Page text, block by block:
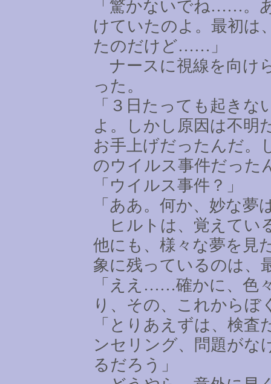
「驚かないでね…… 。
けていたのよ。最初は
たのだけど…… 」
ナースに視線を向け
った。
「３日たっても起き
よ。しかし原因は不明
お手上げだったんだ。
のウイルス事件だった
「ウイルス事件？」
「ああ。何か、妙な
ヒルトは、覚えてい
他にも、様々な夢を見
象に残っているのは、
「ええ ……確かに、色
り、その、これからぼ
「とりあえずは、検
ンセリング、問題がな
るだろう」